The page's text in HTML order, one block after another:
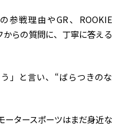
参戦理由やGR、ROOKIE
らの質問に、丁寧に答える
」と言い、“ばらつきのな
ータースポーツはまだ身近な